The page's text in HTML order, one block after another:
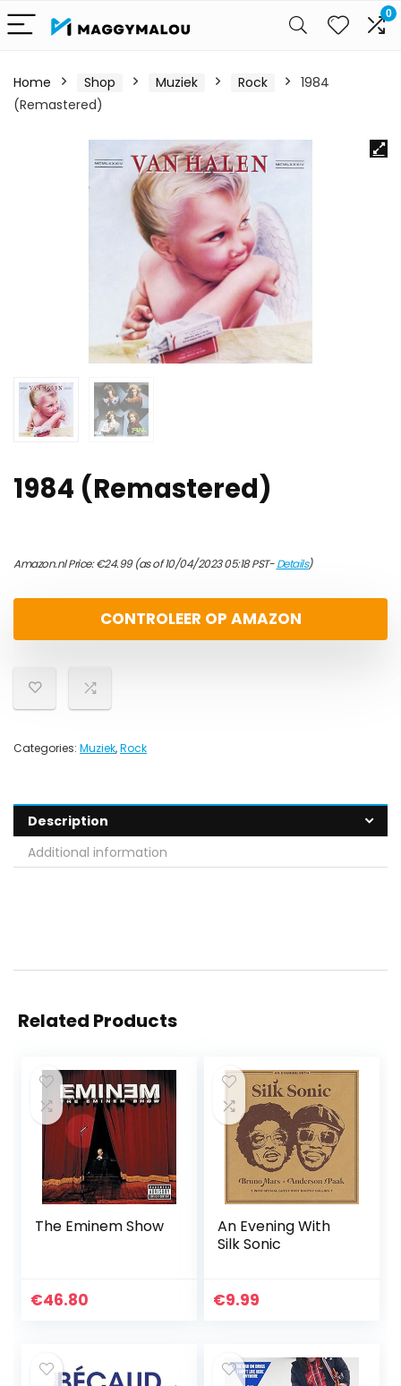
0
Home Shop Muziek Rock
1984
(Remastered)
1984 (Remastered)
Amazon.nl Price:€24.99(as of 10/04/2023 05:18 PST-Details)
CONTROLEER OP AMAZON
Categories: Muziek,Rock
Description
Additional information
Related Products
The Eminem Show
€46.80
An Evening With
Silk Sonic
€9.99